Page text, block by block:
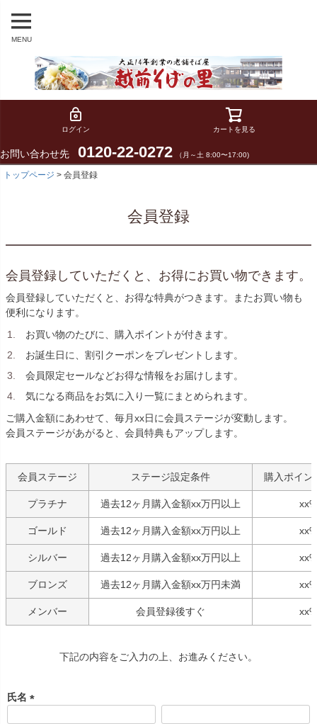
MENU
ログイン カートを見る
お問い合わせ先 0120-22-0272 （月～土 8:00〜17:00)
トップページ 会員登録
会員登録
会員登録していただくと、お得にお買い物できます。
会員登録していただくと、お得な特典がつきます。またお買い物も
便利になります。
お買い物のたびに、購入ポイントが付きます。
お誕生日に、割引クーポンをプレゼントします。
会員限定セールなどお得な情報をお届けします。
気になる商品をお気に入り一覧にまとめられます。
ご購入金額にあわせて、毎月xx日に会員ステージが変動します。
会員ステージがあがると、会員特典もアップします。
会員ステージ ステージ設定条件 購入ポイン
プラチナ 過去12ヶ月購入金額xx万円以上 xx%
ゴールド 過去12ヶ月購入金額xx万円以上 xx%
シルバー 過去12ヶ月購入金額xx万円以上 xx%
ブロンズ 過去12ヶ月購入金額xx万円未満 xx%
メンバー 会員登録後すぐ xx%
下記の内容をご入力の上、お進みください。
氏名